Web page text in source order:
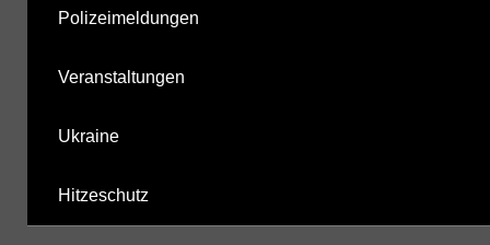
Polizeimeldungen
Veranstaltungen
Ukraine
Hitzeschutz